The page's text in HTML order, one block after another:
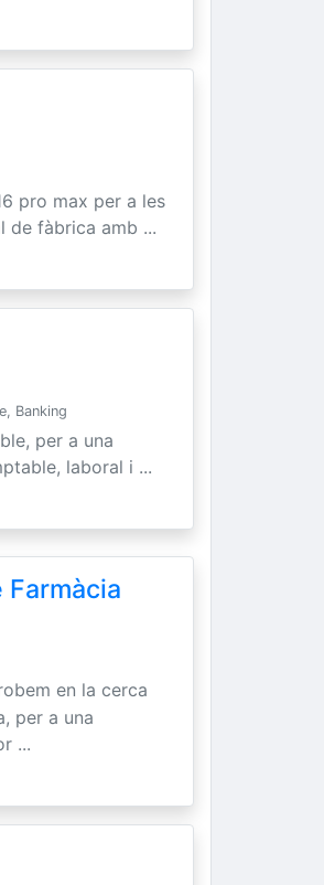
pro max per a les
de fàbrica amb ...
Banking
per a una
laboral i ...
en la cerca
per a una
...